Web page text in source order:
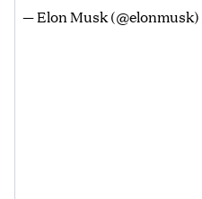
— Elon Musk (@elonmusk)